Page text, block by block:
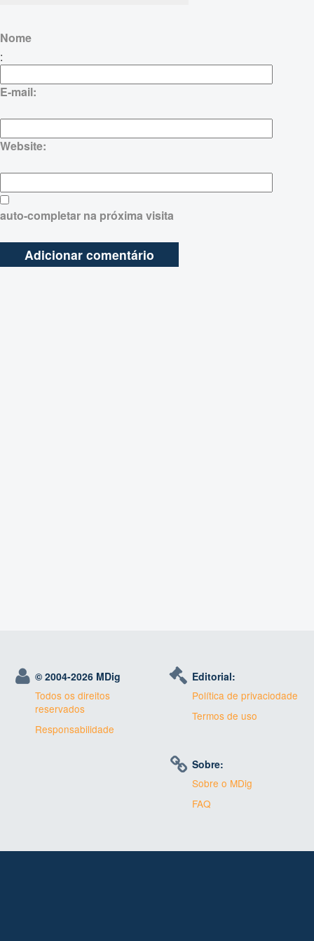
Nome
:
E-mail:
Website:
auto-completar na próxima visita
© 2004-2026 MDig
Todos os direitos
reservados
Responsabilidade
Editorial:
Política de privaciodade
Termos de uso
Sobre:
Sobre o MDig
FAQ